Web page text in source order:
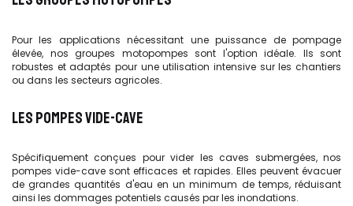
Pour les applications nécessitant une puissance de pompage
élevée, nos groupes motopompes sont l'option idéale. Ils sont
robustes et adaptés pour une utilisation intensive sur les chantiers
ou dans les secteurs agricoles.
LES POMPES VIDE-CAVE
Spécifiquement conçues pour vider les caves submergées, nos
pompes vide-cave sont efficaces et rapides. Elles peuvent évacuer
de grandes quantités d'eau en un minimum de temps, réduisant
ainsi les dommages potentiels causés par les inondations.